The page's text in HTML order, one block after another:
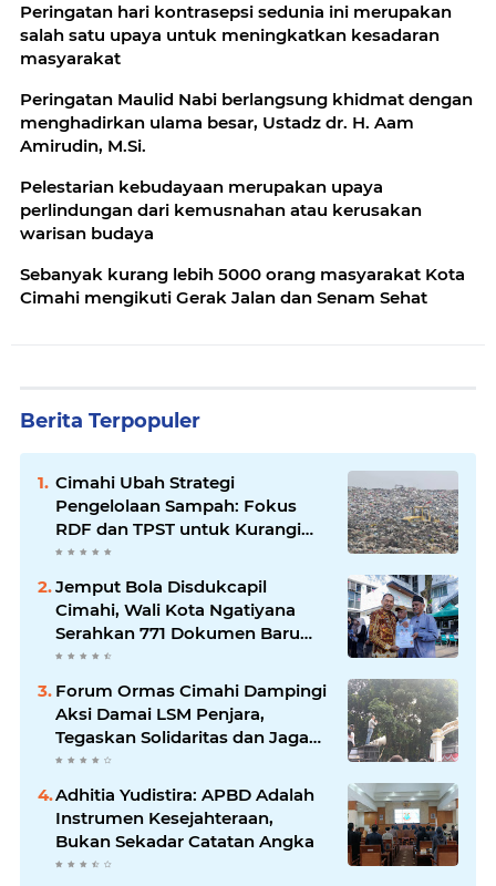
Peringatan hari kontrasepsi sedunia ini merupakan
salah satu upaya untuk meningkatkan kesadaran
masyarakat
Peringatan Maulid Nabi berlangsung khidmat dengan
menghadirkan ulama besar, Ustadz dr. H. Aam
Amirudin, M.Si.
Pelestarian kebudayaan merupakan upaya
perlindungan dari kemusnahan atau kerusakan
warisan budaya
Sebanyak kurang lebih 5000 orang masyarakat Kota
Cimahi mengikuti Gerak Jalan dan Senam Sehat
Berita Terpopuler
Cimahi Ubah Strategi
Pengelolaan Sampah: Fokus
RDF dan TPST untuk Kurangi
Ketergantungan TPA
Jemput Bola Disdukcapil
Cimahi, Wali Kota Ngatiyana
Serahkan 771 Dokumen Baru
untuk Warga Terdampak Ganti
Forum Ormas Cimahi Dampingi
Aksi Damai LSM Penjara,
Tegaskan Solidaritas dan Jaga
Kondusivitas
Adhitia Yudistira: APBD Adalah
Instrumen Kesejahteraan,
Bukan Sekadar Catatan Angka